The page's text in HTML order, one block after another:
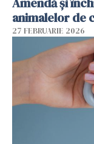
animalelor de
27 FEBRUARIE 2026